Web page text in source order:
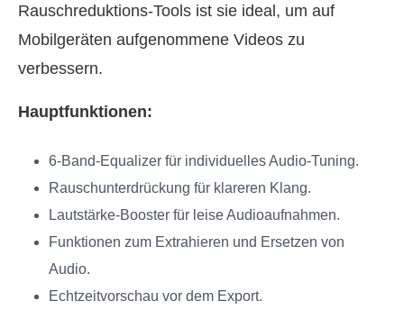
Rauschreduktions-Tools ist sie ideal, um auf
Mobilgeräten aufgenommene Videos zu
verbessern.
Hauptfunktionen:
6-Band-Equalizer für individuelles Audio-Tuning.
Rauschunterdrückung für klareren Klang.
Lautstärke-Booster für leise Audioaufnahmen.
Funktionen zum Extrahieren und Ersetzen von
Audio.
Echtzeitvorschau vor dem Export.